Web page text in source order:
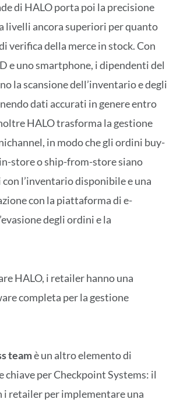
di HALO porta poi la precisione
livelli ancora superiori per quanto
verifica della merce in stock. Con
e uno smartphone, i dipendenti del
la scansione dell’inventario e degli
dati accurati in genere entro
HALO trasforma la gestione
in modo che gli ordini buy-
store o ship-from-store siano
l’inventario disponibile e una
con la piattaforma di e-
degli ordini e la
HALO, i retailer hanno una
completa per la gestione
teamè un altro elemento di
chiave per Checkpoint Systems: il
i retailer per implementare una